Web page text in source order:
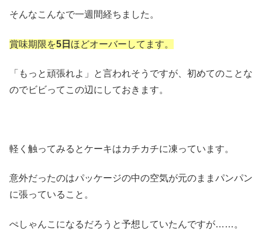
そんなこんなで一週間経ちました。
賞味期限を5 日 ほどオーバーしてます。
「もっと頑張れよ」と言われそうですが、初めてのことな
のでビビってこの辺にしておきます。
軽く触ってみるとケーキはカチカチに凍っています。
意外だったのはパッケージの中の空気が元のままパンパン
に張っていること。
ぺしゃんこになるだろうと予想していたんですが……。